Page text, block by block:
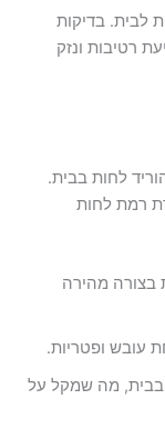
לבית. בדיקות
רטיבות ונזק
לחות בבית.
רמת לחות
בצורה מהירה
עובש ופטריות.
בבית, מה שמקל על